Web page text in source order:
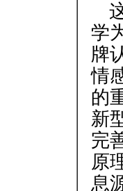
学
牌
情
的
新
完
原
息